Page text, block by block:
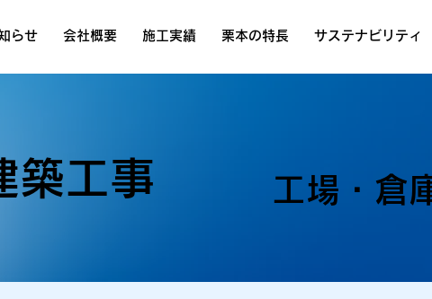
らせ 会社概要 施工実績 栗本の特長 サステナビリティ
築工事 工場・倉